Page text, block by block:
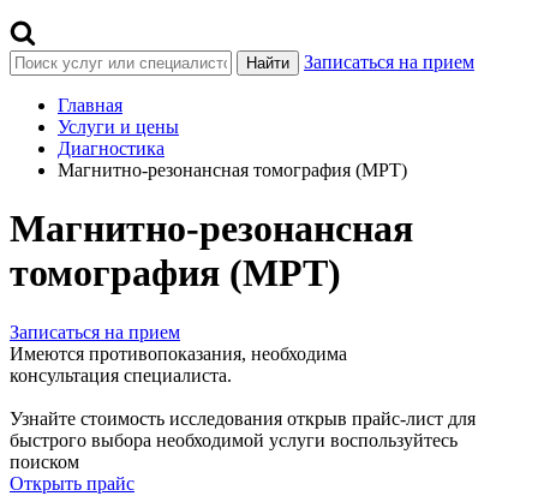
Найти Записаться на прием
Главная
Услуги и цены
Диагностика
Магнитно-резонансная томография (МРТ)
Магнитно-резонансная
томография (МРТ)
Записаться на прием
Имеются противопоказания, необходима
консультация специалиста.
Узнайте стоимость исследования открыв прайс-лист для
быстрого выбора необходимой услуги воспользуйтесь
поиском
Открыть прайс